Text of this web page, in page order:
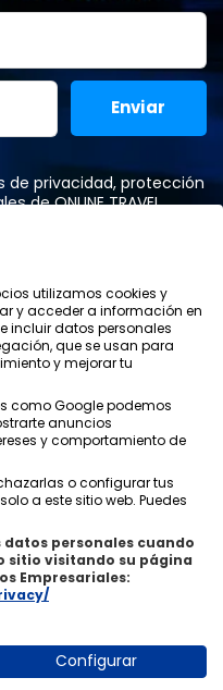
de privacidad, protección
de ONLINE TRAVEL
Política de Privacidad
Condiciones Generales
Política de Cookies
Aviso Legal
ixigo
derechos reservados.
utilizamos cookies y
y acceder a información en
incluir datos personales
que se usan para
y mejorar tu
como Google podemos
anuncios
y comportamiento de
o configurar tus
a este sitio web. Puedes
personales cuando
sitio visitando su página
Empresariales:
Configurar